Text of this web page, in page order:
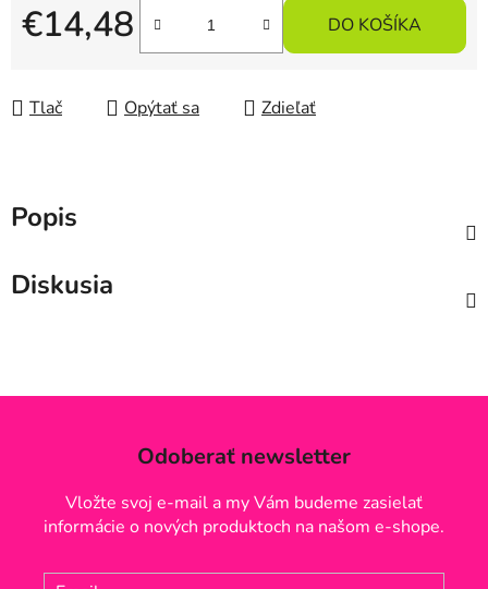
€14,48
Jednotková cena:
DO KOŠÍKA
Tlač Opýtať sa Zdieľať
Popis
Diskusia
Odoberať newsletter
Vložte svoj e-mail a my Vám budeme zasielať
informácie o nových produktoch na našom e-shope.